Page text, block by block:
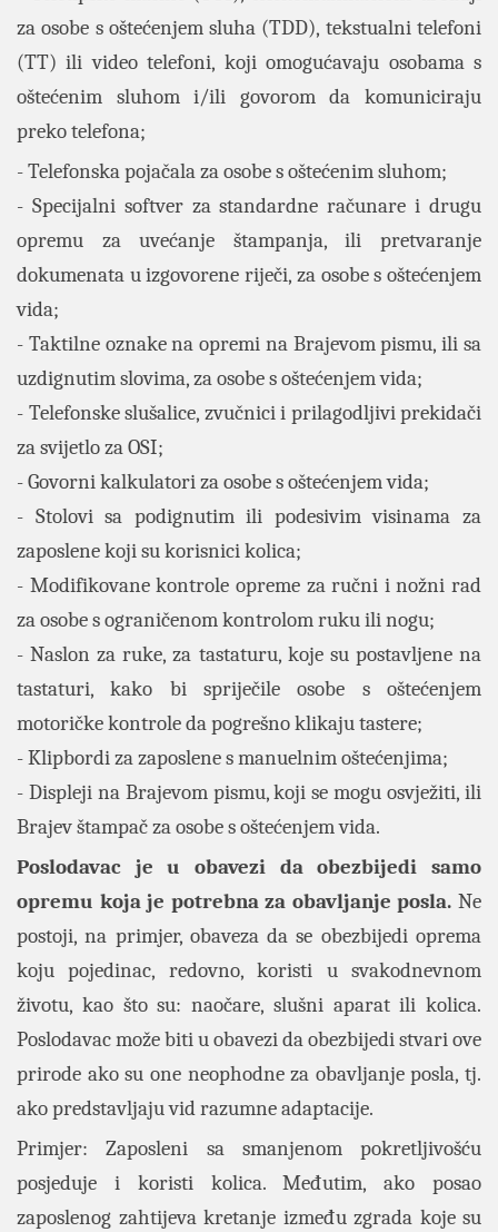
za osobe s oštećenjem sluha (TDD), tekstualni telefoni
(TT) ili video telefoni, koji omogućavaju osobama s
oštećenim sluhom i/ili govorom da komuniciraju
preko telefona;
- Telefonska pojačala za osobe s oštećenim sluhom;
- Specijalni softver za standardne računare i drugu
opremu za uvećanje štampanja, ili pretvaranje
dokumenata u izgovorene riječi, za osobe s oštećenjem
vida;
- Taktilne oznake na opremi na Brajevom pismu, ili sa
uzdignutim slovima, za osobe s oštećenjem vida;
- Telefonske slušalice, zvučnici i prilagodljivi prekidači
za svijetlo za OSI;
- Govorni kalkulatori za osobe s oštećenjem vida;
- Stolovi sa podignutim ili podesivim visinama za
zaposlene koji su korisnici kolica;
- Modifikovane kontrole opreme za ručni i nožni rad
za osobe s ograničenom kontrolom ruku ili nogu;
- Naslon za ruke, za tastaturu, koje su postavljene na
tastaturi, kako bi spriječile osobe s oštećenjem
motoričke kontrole da pogrešno klikaju tastere;
- Klipbordi za zaposlene s manuelnim oštećenjima;
- Displeji na Brajevom pismu, koji se mogu osvježiti, ili
Brajev štampač za osobe s oštećenjem vida.
Poslodavac je u obavezi da obezbijedi samo
opremu koja je potrebna za obavljanje posla. Ne
postoji, na primjer, obaveza da se obezbijedi oprema
koju pojedinac, redovno, koristi u svakodnevnom
životu, kao što su: naočare, slušni aparat ili kolica.
Poslodavac može biti u obavezi da obezbijedi stvari ove
prirode ako su one neophodne za obavljanje posla, tj.
ako predstavljaju vid razumne adaptacije.
Primjer: Zaposleni sa smanjenom pokretljivošću
posjeduje i koristi kolica. Međutim, ako posao
zaposlenog zahtijeva kretanje između zgrada koje su